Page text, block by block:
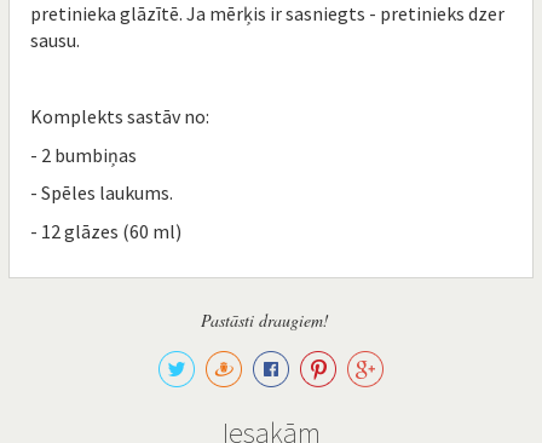
pretinieka glāzītē. Ja mērķis ir sasniegts - pretinieks dzer
sausu.
Komplekts sastāv no:
- 2 bumbiņas
- Spēles laukums.
- 12 glāzes (60 ml)
Pastāsti draugiem!
Iesakām